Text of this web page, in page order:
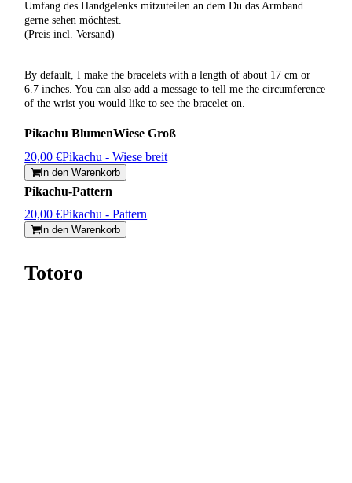
Umfang des Handgelenks mitzuteilen an dem Du das Armband
gerne sehen möchtest.
(Preis incl. Versand)
By default, I make the bracelets with a length of about 17 cm or
6.7 inches. You can also add a message to tell me the circumference
of the wrist you would like to see the bracelet on.
Pikachu BlumenWiese Groß
20,00 €Pikachu - Wiese breit
In den Warenkorb
Pikachu-Pattern
20,00 €Pikachu - Pattern
In den Warenkorb
Totoro